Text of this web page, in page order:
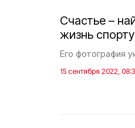
Счастье –
жизнь спорту
Его фотография
15 сентября 2022,